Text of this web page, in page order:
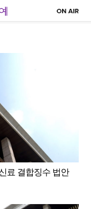
료 결합징수 법안